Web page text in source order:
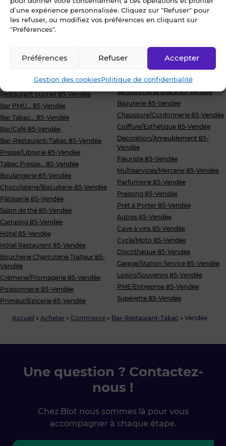
d’une expérience personnalisée. Cliquez sur "Refuser" pour
les refuser, ou modifiez vos préférences en cliquant sur
"Préférences".
Accepter
Refuser
Préférences
Gestion des cookiesPolitique de confidentialité
Accueil » Acheter » Commerce » Bar-Restaurant-Tabac » Vendée
Crêperie 85-Vendée
Restaurant à thème 85-Vendée
Restaurant ouvrier 85-Vendée
Bar PMU... 85-Vendée
Bar Tabac... 85-Vendée
Bar/Café 85-Vendée
Bar-Restaurant-Tabac 85-Vendée
Presse/Librairie 85-Vendée
Tabac Presse... 85-Vendée
Boulangerie 85-Vendée
Chocolaterie/Biscuiterie 85-Vendée
Pâtisserie 85-Vendée
Salon de thé 85-Vendée
Camping 85-Vendée
Hôtel 85-Vendée
Hôtel Restaurant 85-Vendée
Boucherie Charcuterie Traiteur 85-
Vendée
Crèmerie/Fromagerie 85-Vendée
Poissonnerie 85-Vendée
Primeur/Epicerie 85-Vendée
Murs commerciaux 85-Vendée
Terrain 85-Vendée
Glacier 85-Vendée
Sandwicherie/Snack 85-Vendée
Bijouterie 85-Vendée
Chaussure/Cordonnerie 85-Vendée
Coiffure/Esthétique 85-Vendée
Décoration/Ameublement 85-
Vendée
Fleuriste 85-Vendée
Multiservices/Mercerie 85-Vendée
Parfumerie 85-Vendée
Pressing 85-Vendée
Prêt à Porter 85-Vendée
Autres 85-Vendée
Cave à vins 85-Vendée
Cycle/Moto 85-Vendée
Discothèque 85-Vendée
Garage/Station Service 85-Vendée
Loisirs/Souvenirs 85-Vendée
PME/Entreprise 85-Vendée
Supérette 85-Vendée
Une question ? Contactez-
nous !
Chez Blot nous sommes là pour vous
accompagner à chaque étape.